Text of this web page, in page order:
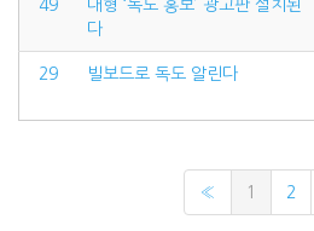
49
대형 ‘독도 홍보’ 광고판 설치된
다
29 빌보드로 독도 알린다
« 1 2